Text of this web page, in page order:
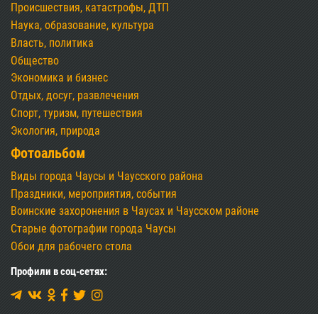
Происшествия, катастрофы, ДТП
Наука, образование, культура
Власть, политика
Общество
Экономика и бизнес
Отдых, досуг, развлечения
Спорт, туризм, путешествия
Экология, природа
Фотоальбом
Виды города Чаусы и Чаусского района
Праздники, мероприятия, события
Воинские захоронения в Чаусах и Чаусском районе
Старые фотографии города Чаусы
Обои для рабочего стола
Профили в соц-сетях: